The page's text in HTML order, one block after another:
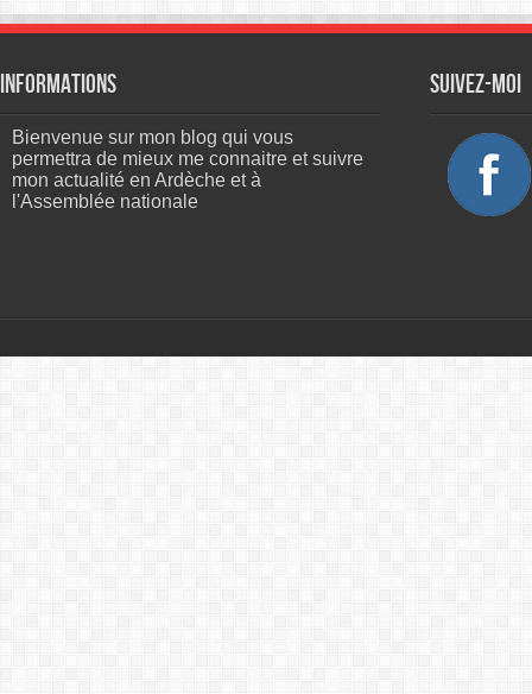
Informations
Bienvenue sur mon blog qui vous
permettra de mieux me connaitre et suivre
mon actualité en Ardèche et à
l'Assemblée nationale
Suivez-moi